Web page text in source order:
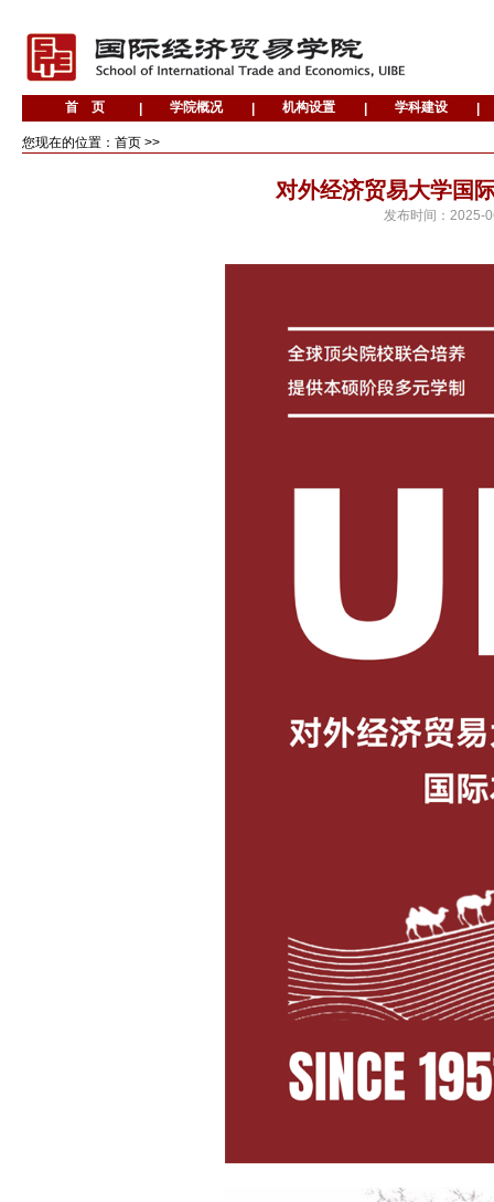
您现在的位置：首页 >>
对外经济贸易大学国
发布时间： 2025-